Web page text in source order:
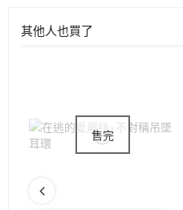
其他人也買了